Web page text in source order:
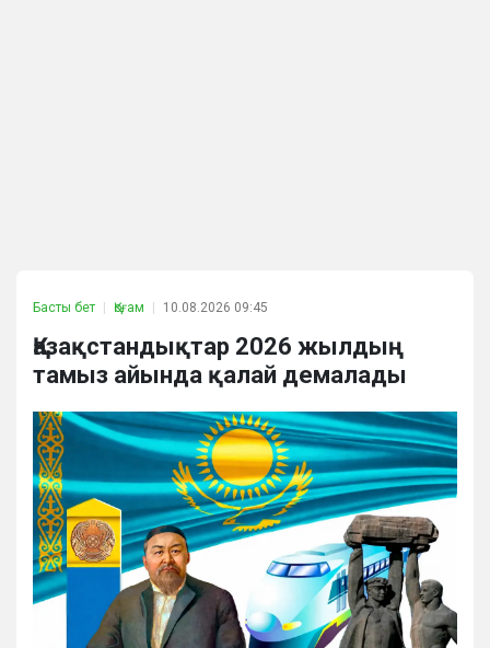
Басты бет Қоғам 10.08.2026 09:45
Қазақстандықтар 2026 жылдың
тамыз айында қалай демалады